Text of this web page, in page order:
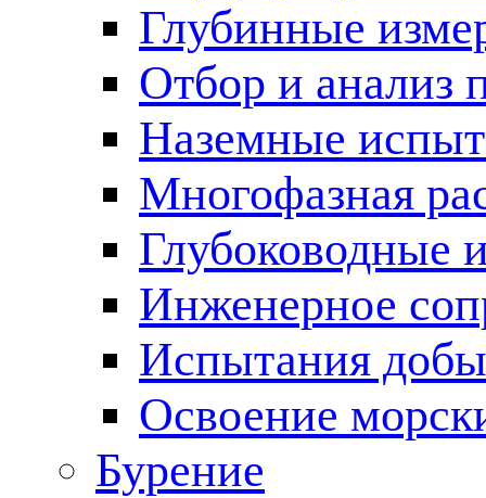
Глубинные
Отбор и анализ
Наземные
Многофазная
Глубоководные
Инженерное
Испытания
Освоение
Бурение